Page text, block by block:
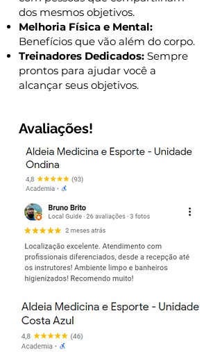
dos mesmos objetivos.
Melhoria Física e Mental:
Benefícios que vão além do corpo.
Treinadores Dedicados: Sempre
prontos para ajudar você a
alcançar seus objetivos.
Avaliações!